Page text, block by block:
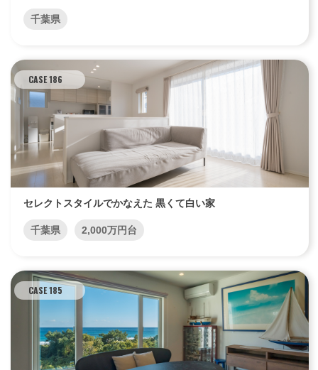
千葉県
CASE 186
セレクトスタイルでかなえた 黒くて白い家
千葉県 2,000万円台
CASE 185